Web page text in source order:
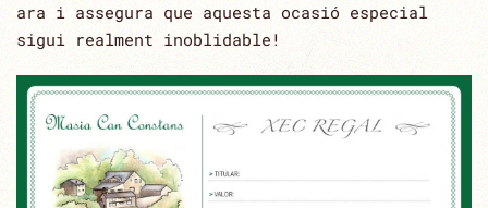
ara i assegura que aquesta ocasió especial
sigui realment inoblidable!